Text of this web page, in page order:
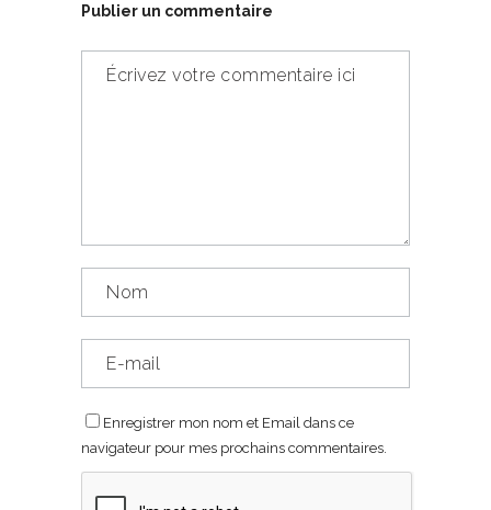
Publier un commentaire
Enregistrer mon nom et Email dans ce
navigateur pour mes prochains commentaires.